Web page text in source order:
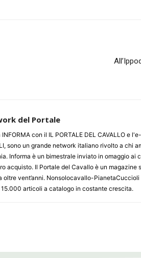
del Portale
con il IL PORTALE DEL CAVALLO e
sono un grande network italiano rivolto a chi
Informa è un bimestrale inviato in omaggio ai
acquisto. Il Portale del Cavallo è un
oltre vent’anni. Nonsolocavallo-
articoli a catalogo in costante crescita.